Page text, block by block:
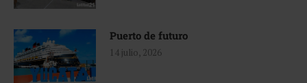
Puerto de futuro
14 julio, 2026